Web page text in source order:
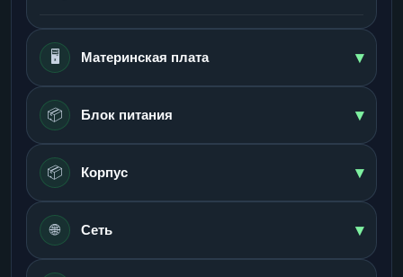
🖥️ Материнская плата ▾
📦 Блок питания ▾
📦 Корпус ▾
🌐 Сеть ▾